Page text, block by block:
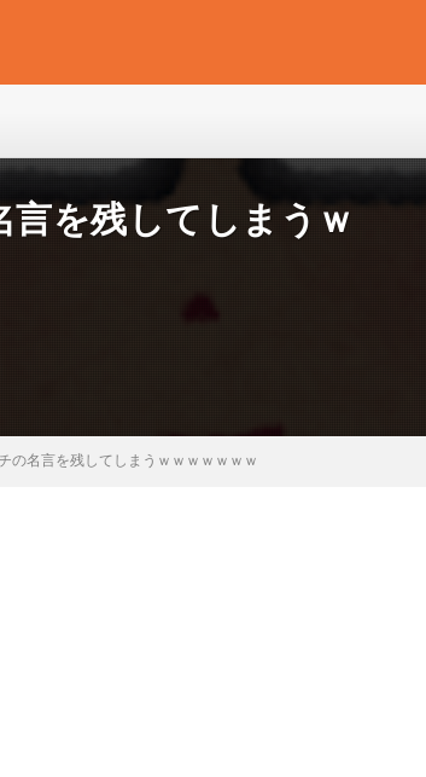
言を残してしまうｗ
の名言を残してしまうｗｗｗｗｗｗｗ